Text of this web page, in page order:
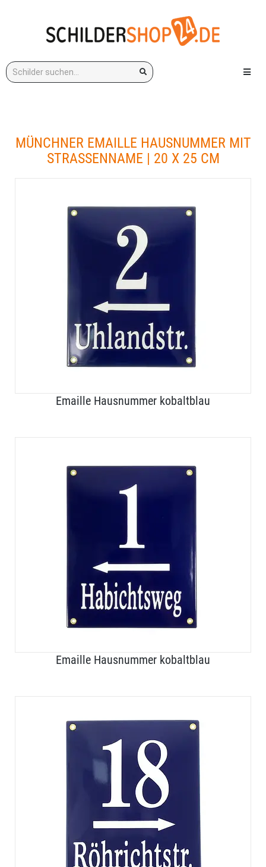
Stichwort: Menü
MÜNCHNER EMAILLE HAUSNUMMER MIT
STRASSENNAME | 20 X 25 CM
Emaille Hausnummer kobaltblau
Emaille Hausnummer kobaltblau